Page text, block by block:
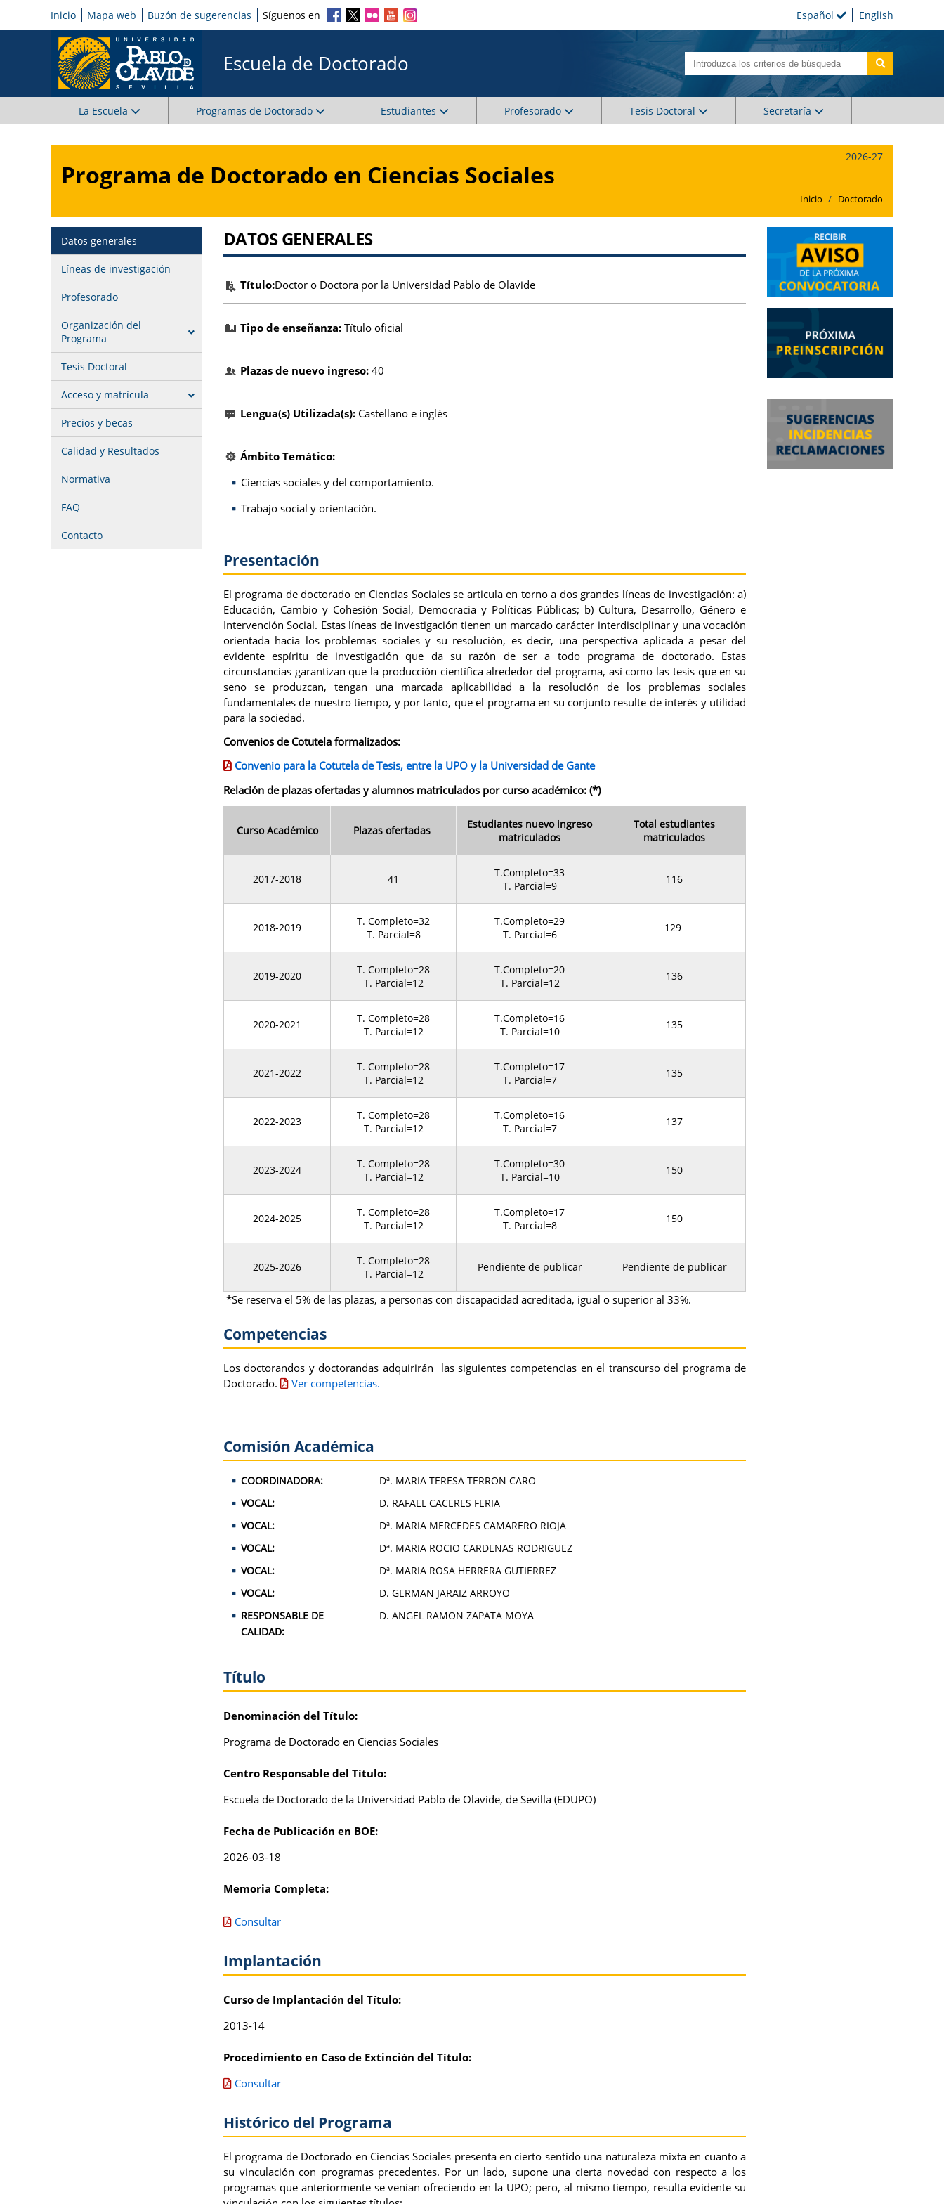
Inicio Mapa web Buzón de sugerencias Síguenos en English
Español
Escuela de Doctorado
La Escuela Programas de Doctorado Estudiantes Profesorado Tesis Doctoral Secretaría
2026-27
Programa de Doctorado en Ciencias Sociales
Inicio Doctorado
Datos generales
Líneas de investigación
Profesorado
Organización del
Programa
Tesis Doctoral
Acceso y matrícula
Precios y becas
Calidad y Resultados
Normativa
FAQ
Contacto
DATOS GENERALES
Título:Doctor o Doctora por la Universidad Pablo de Olavide
Tipo de enseñanza: Título oficial
Plazas de nuevo ingreso: 40
Lengua(s) Utilizada(s): Castellano e inglés
Ámbito Temático:
Ciencias sociales y del comportamiento.
Trabajo social y orientación.
Presentación
El programa de doctorado en Ciencias Sociales se articula en torno a dos grandes líneas de investigación: a)
Educación, Cambio y Cohesión Social, Democracia y Políticas Públicas; b) Cultura, Desarrollo, Género e
Intervención Social. Estas líneas de investigación tienen un marcado carácter interdisciplinar y una vocación
orientada hacia los problemas sociales y su resolución, es decir, una perspectiva aplicada a pesar del
evidente espíritu de investigación que da su razón de ser a todo programa de doctorado. Estas
circunstancias garantizan que la producción científica alrededor del programa, así como las tesis que en su
seno se produzcan, tengan una marcada aplicabilidad a la resolución de los problemas sociales
fundamentales de nuestro tiempo, y por tanto, que el programa en su conjunto resulte de interés y utilidad
para la sociedad.
Convenios de Cotutela formalizados:
Convenio para la Cotutela de Tesis, entre la UPO y la Universidad de Gante
Relación de plazas ofertadas y alumnos matriculados por curso académico: (*)
Curso Académico Plazas ofertadas
Estudiantes nuevo ingreso
matriculados
Total estudiantes
matriculados
2017-2018 41
T.Completo=33
T. Parcial=9
116
2018-2019
T. Completo=32
T. Parcial=8
T.Completo=29
T. Parcial=6
129
2019-2020
T. Completo=28
T. Parcial=12
T.Completo=20
T. Parcial=12
136
2020-2021
T. Completo=28
T. Parcial=12
T.Completo=16
T. Parcial=10
135
2021-2022
T. Completo=28
T. Parcial=12
T.Completo=17
T. Parcial=7
135
2022-2023
T. Completo=28
T. Parcial=12
T.Completo=16
T. Parcial=7
137
2023-2024
T. Completo=28
T. Parcial=12
T.Completo=30
T. Parcial=10
150
2024-2025
T. Completo=28
T. Parcial=12
T.Completo=17
T. Parcial=8
150
2025-2026
T. Completo=28
T. Parcial=12
Pendiente de publicar Pendiente de publicar
*Se reserva el 5% de las plazas, a personas con discapacidad acreditada, igual o superior al 33%.
Competencias
Los doctorandos y doctorandas adquirirán las siguientes competencias en el transcurso del programa de
Doctorado.
Ver competencias.
Comisión Académica
COORDINADORA:
Dª. MARIA TERESA TERRON CARO
VOCAL:
D. RAFAEL CACERES FERIA
VOCAL:
Dª. MARIA MERCEDES CAMARERO RIOJA
VOCAL:
Dª. MARIA ROCIO CARDENAS RODRIGUEZ
VOCAL:
Dª. MARIA ROSA HERRERA GUTIERREZ
VOCAL:
D. GERMAN JARAIZ ARROYO
RESPONSABLE DE
CALIDAD:
D. ANGEL RAMON ZAPATA MOYA
Título
Denominación del Título:
Programa de Doctorado en Ciencias Sociales
Centro Responsable del Título:
Escuela de Doctorado de la Universidad Pablo de Olavide, de Sevilla (EDUPO)
Fecha de Publicación en BOE:
2026-03-18
Memoria Completa:
Consultar
Implantación
Curso de Implantación del Título:
2013-14
Procedimiento en Caso de Extinción del Título:
Consultar
Histórico del Programa
El programa de Doctorado en Ciencias Sociales presenta en cierto sentido una naturaleza mixta en cuanto a
su vinculación con programas precedentes. Por un lado, supone una cierta novedad con respecto a los
programas que anteriormente se venían ofreciendo en la UPO; pero, al mismo tiempo, resulta evidente su